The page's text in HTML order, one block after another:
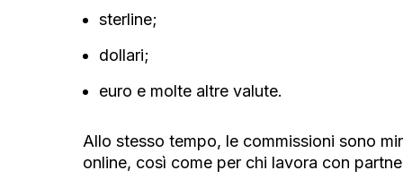
sterline;
dollari;
euro e molte altre valute.
Allo stesso tempo, le commissioni sono
online, così come per chi lavora con